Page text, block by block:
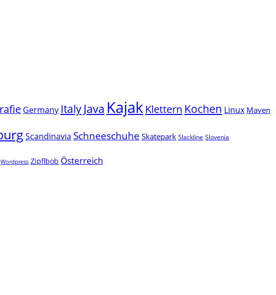
Germany Italy Java Kajak Klettern Kochen Linux Maven
Scandinavia Schneeschuhe Skatepark Slackline Slovenia
Wordpress Zipflbob Österreich